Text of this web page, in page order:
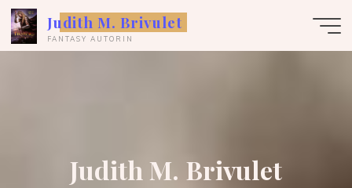
Zum
Inhalt
springen
Judith M. Brivulet
FANTASY AUTORIN
Judith M. Brivulet